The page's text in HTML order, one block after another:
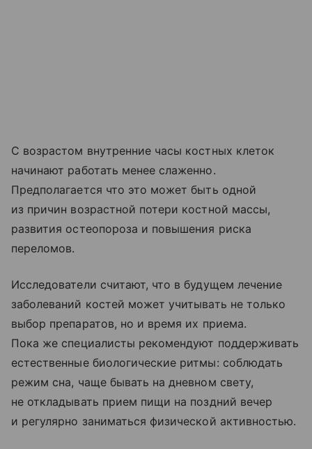
С возрастом внутренние часы костных клеток
начинают работать менее слаженно.
Предполагается что это может быть одной
из причин возрастной потери костной массы,
развития остеопороза и повышения риска
переломов.
Исследователи считают, что в будущем лечение
заболеваний костей может учитывать не только
выбор препаратов, но и время их приема.
Пока же специалисты рекомендуют поддерживать
естественные биологические ритмы: соблюдать
режим сна, чаще бывать на дневном свету,
не откладывать прием пищи на поздний вечер
и регулярно заниматься физической активностью.